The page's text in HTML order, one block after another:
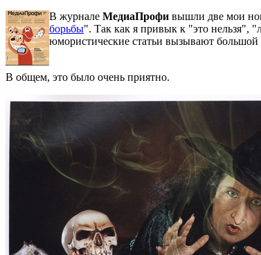
В журнале МедиаПрофи вышли две мои
борьбы". Так как я привык к "это нельзя",
юмористические статьи вызывают большой
В общем, это было очень приятно.